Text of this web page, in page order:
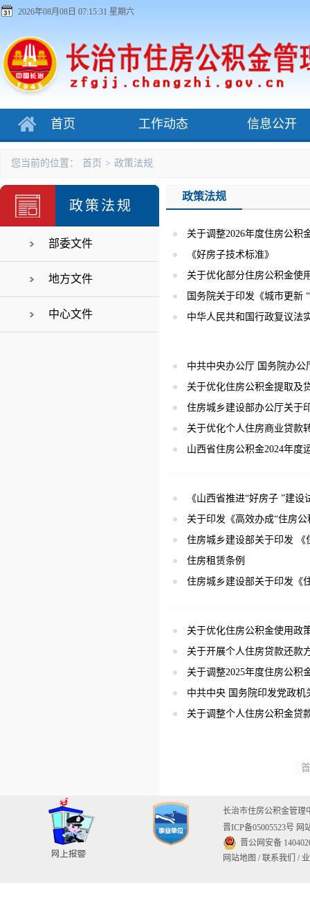
2026年08月08日 07:15:32 星期六
首页 工作动态 信息公开
您当前的位置： 首页 > 政策法规
政策法规
部委文件
地方文件
中心文件
政策法规
关于调整2026年度住房公积
《好房子技术标准》
关于优化部分住房公积金使
国务院关于印发《城市更新
中华人民共和国行政复议法
中共中央办公厅 国务院办
关于优化住房公积金提取及
住房城乡建设部办公厅关于
关于优化个人住房商业贷款
山西省住房公积金2024年度
《山西省推进“好房子 ”建
关于印发《高效办成“住房
住房城乡建设部关于印发
住房租赁条例
住房城乡建设部关于印发《
关于优化住房公积金使用政
关于开展个人住房贷款还款
关于调整2025年度住房公积
中共中央 国务院印发党政
关于调整个人住房公积金贷
长治市住房公积金管
晋ICP备05005523号 网
晋公网安备
网站地图 / 联系我们 /